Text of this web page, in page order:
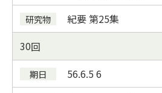
紀要第25集
30
56.6.5 6